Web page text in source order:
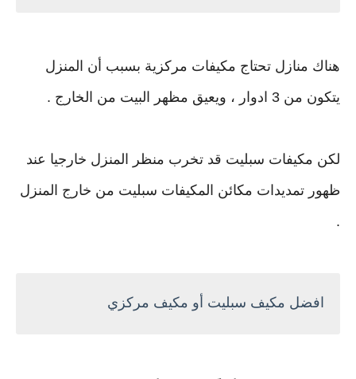
هناك منازل تحتاج مكيفات مركزية بسبب أن المنزل
يتكون من 3 ادوار ، ويعيق مظهر البيت من الخارج .
لكن مكيفات سبليت قد تخرب منظر المنزل خارجيا عند
ظهور تمديدات مكائن المكيفات سبليت من خارج المنزل
.
افضل مكيف سبليت أو مكيف مركزي